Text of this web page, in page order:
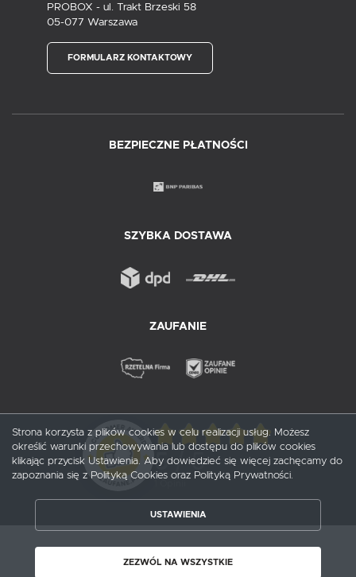
PROBOX - ul. Trakt Brzeski 58
05-077 Warszawa
FORMULARZ KONTAKTOWY
BEZPIECZNE PŁATNOŚCI
SZYBKA DOSTAWA
ZAUFANIE
5/ 5
Copyright by probox.pl
Strona korzysta z plików cookies w celu realizacji usług. Możesz
określić warunki przechowywania lub dostępu do plików cookies
klikając przycisk Ustawienia. Aby dowiedzieć się więcej zachęcamy do
zapoznania się z Polityką Cookies oraz Polityką Prywatności.
USTAWIENIA
ZEZWÓL NA WSZYSTKIE
ZAPISZ WYBRANE